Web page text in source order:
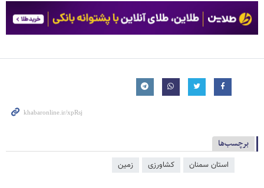
برچسب‌ها
استان سمنان کشاورزی زمین